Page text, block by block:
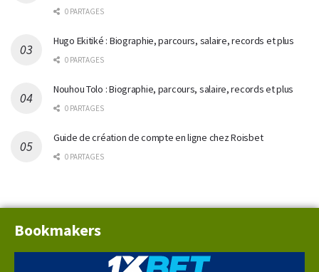
0 PARTAGES
Hugo Ekitiké : Biographie, parcours, salaire, records et plus
0 PARTAGES
Nouhou Tolo : Biographie, parcours, salaire, records et plus
0 PARTAGES
Guide de création de compte en ligne chez Roisbet
0 PARTAGES
Bookmakers